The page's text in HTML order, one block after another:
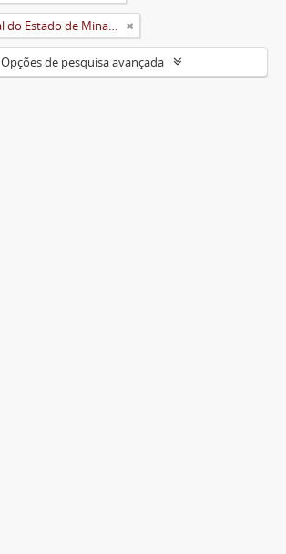
Universidade Rural do Estado de Minas Gerais (Uremg)
Opções de pesquisa avançada